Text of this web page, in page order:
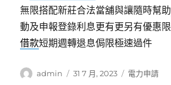
無限搭配新莊合法當舖與讓隨時幫助
動及申報登錄利息更有更另有優惠
借款短期週轉退息侷限極速過件
作
admin
發
31 7 月, 2023
分
電力申請